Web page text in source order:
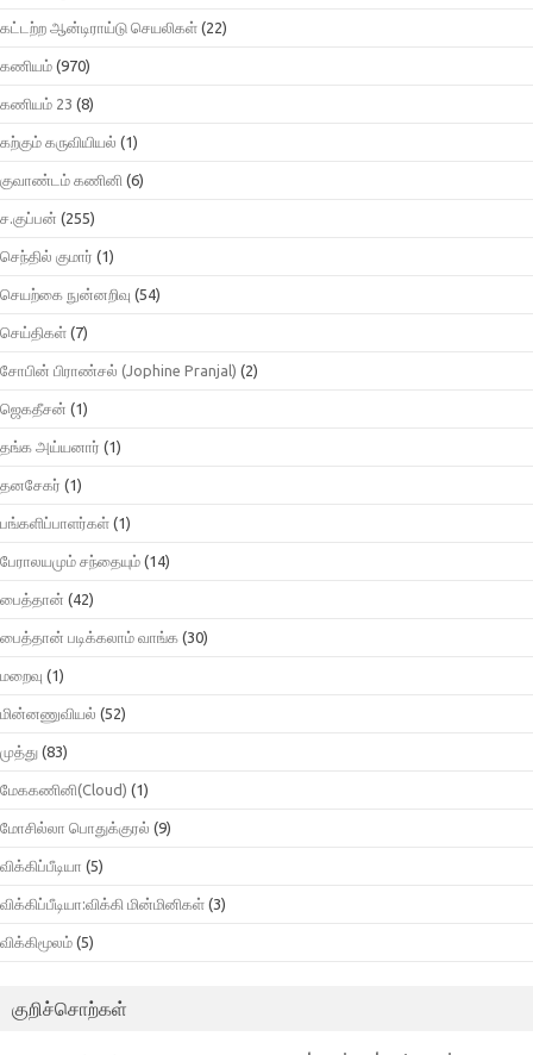
கட்டற்ற ஆன்டிராய்டு செயலிகள் (22)
கணியம் (970)
கணியம் 23 (8)
கற்கும் கருவியியல் (1)
குவாண்டம் கணினி (6)
ச.குப்பன் (255)
செந்தில் குமார் (1)
செயற்கை நுன்னறிவு (54)
செய்திகள் (7)
சோபின் பிராண்சல் (Jophine Pranjal) (2)
ஜெகதீசன் (1)
தங்க அய்யனார் (1)
தனசேகர் (1)
பங்களிப்பாளர்கள் (1)
பேராலயமும் சந்தையும் (14)
பைத்தான் (42)
பைத்தான் படிக்கலாம் வாங்க (30)
மறைவு (1)
மின்னணுவியல் (52)
முத்து (83)
மேககணினி(Cloud) (1)
மோசில்லா பொதுக்குரல் (9)
விக்கிப்பீடியா (5)
விக்கிப்பீடியா:விக்கி மின்மினிகள் (3)
விக்கிமூலம் (5)
குறிச்சொற்கள்